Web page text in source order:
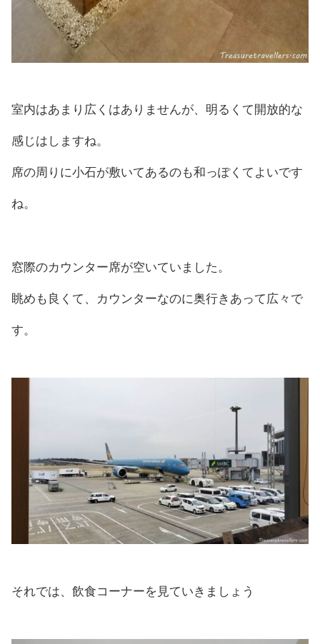
室内はあまり広くはありませんが、明るくて開放的な
感じはしますね。
席の周りに小石が敷いてあるのも和っぽくてよいです
ね。
窓際のカウンター席が空いていました。
眺めも良くて、カウンターなのに奥行きあって広々で
す。
それでは、飲食コーナーを見ていきましょう